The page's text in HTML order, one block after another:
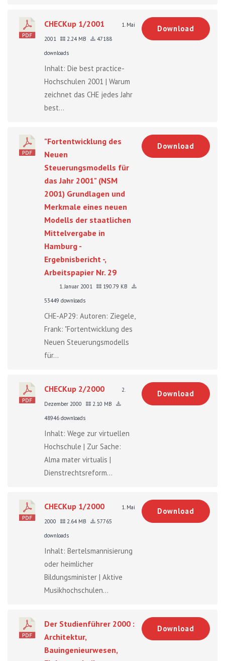
CHECKup 1/2001
1. Mai
2001
2.24 MB
47188
downloads
Inhalt: Die best practice-
Hochschulen 2001 | Warum
zeichnet das CHE jedes Jahr
best...
Download
"Fortentwicklung des
Neuen
Steuerungsmodells für
das Jahr 2001" (NSM
2001) Grundlagen und
Merkmale eines neuen
Modells der staatlichen
Mittelvergabe in
Hamburg -
Ergebnisbericht -,
Arbeitspapier Nr. 29
1. Januar 2001
190.79 KB
53449 downloads
CHE-AP29: Autoren: Ziegele,
Frank: "Fortentwicklung des
Neuen Steuerungsmodells
für...
Download
CHECKup 2/2000
2.
Dezember 2000
2.10 MB
48946 downloads
Inhalt: Wege zur virtuellen
Hochschule | Zur Sache:
Alma mater virtualis |
Dienstrechtsreform...
Download
CHECKup 1/2000
1. Mai
2000
2.64 MB
57765
downloads
Inhalt: Bertelsmannisierung
oder heimlicher
Bildungsminister | Aktive
Musikhochschulen...
Download
Der Studienführer 2000 :
Architektur,
Bauingenieurwesen,
Download